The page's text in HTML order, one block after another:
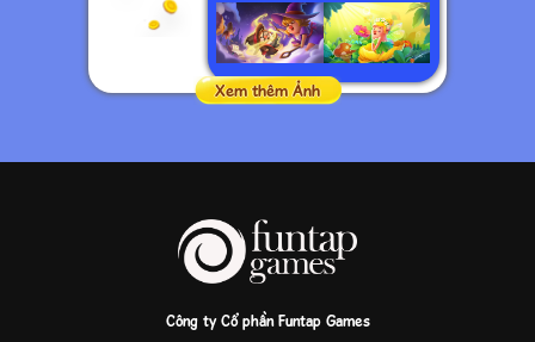
Xem thêm Ảnh
Công ty Cổ phần Funtap Games